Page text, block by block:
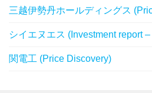
三越伊勢丹ホールディングス
シイエヌエス (Investment report
関電工 (Price Discovery)